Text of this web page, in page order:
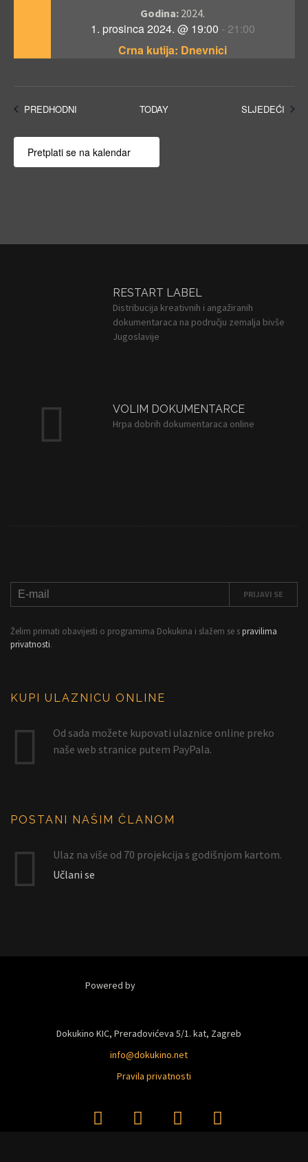
Crna kutija: Dnevnici
Godina: 2024.
1. prosinca 2024. @ 19:00 - 21:00
PREDHODNIFILMOVI TODAY SLJEDEĆI
Pretplati se na kalendar
RESTART LABEL
Distribucija kreativnih i angažiranih
dokumentaraca na području zemalja bivše
Jugoslavije
VOLIM DOKUMENTARCE
Hrpa dobrih dokumentaraca online
Želim primati obavijesti o programima Dokukina i slažem se spravilima
privatnosti.
KUPI ULAZNICU ONLINE
Od sada možete kupovati ulaznice online preko
naše web stranice putem PayPala.
POSTANI NAŠIM ČLANOM
Ulaz na više od 70 projekcija s godišnjom kartom.
Učlani se
Powered by
Dokukino KIC, Preradovićeva 5/1. kat, Zagreb
info@dokukino.net
Pravila privatnosti